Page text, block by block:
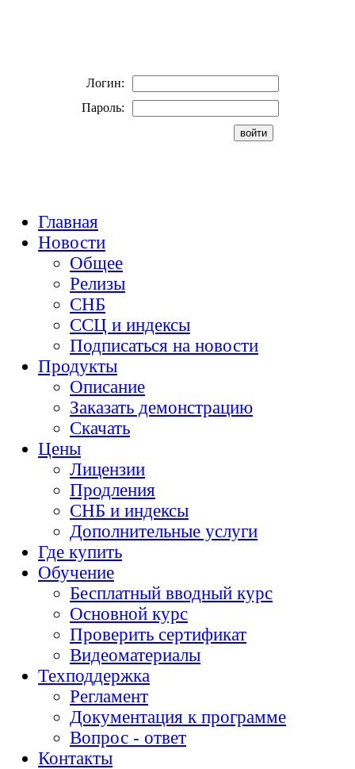
Логин:
Пароль:
Главная
Новости
Общее
Релизы
СНБ
ССЦ и индексы
Подписаться на новости
Продукты
Описание
Заказать демонстрацию
Скачать
Цены
Лицензии
Продления
СНБ и индексы
Дополнительные услуги
Где купить
Обучение
Бесплатный вводный курс
Основной курс
Проверить сертификат
Видеоматериалы
Техподдержка
Регламент
Документация к программе
Вопрос - ответ
Контакты